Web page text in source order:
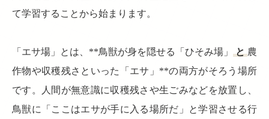
て学習することから始まります。
「エサ場」とは、**鳥獣が身を隠せる「ひそみ場」 と 農
作物や収穫残さといった「エサ」**の両方がそろう場所
です。人間が無意識に収穫残さや生ごみなどを放置し、
鳥獣に「ここはエサが手に入る場所だ」と学習させる行